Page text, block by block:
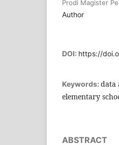
Prodi Magister
Author
DOI: https://
Keywords: data
elementary
ABSTRACT